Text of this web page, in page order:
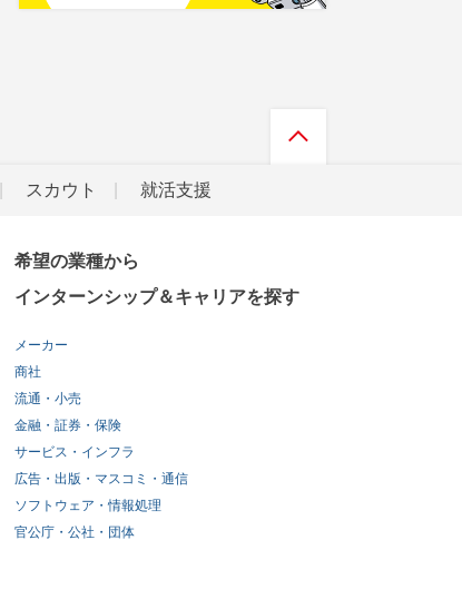
スカウト 就活支援
希望の業種から
インターンシップ＆キャリアを探す
メーカー
商社
流通・小売
金融・証券・保険
サービス・インフラ
広告・出版・マスコミ・通信
ソフトウェア・情報処理
官公庁・公社・団体